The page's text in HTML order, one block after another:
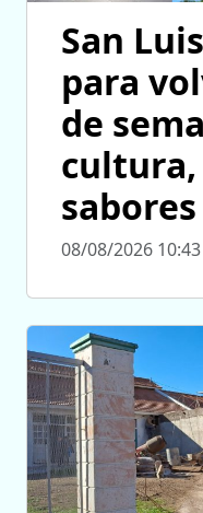
San
para
de
sabores
08/08/2026 10:43